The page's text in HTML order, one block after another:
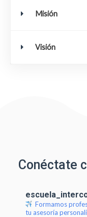
Misión
Visión
Conéctate
Formamos
tu asesoría